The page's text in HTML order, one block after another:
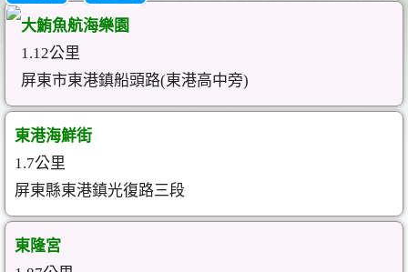
大鮪魚航海樂園
1.12公里
屏東市東港鎮船頭路(東港高中旁)
東港海鮮街
1.7公里
屏東縣東港鎮光復路三段
東隆宮